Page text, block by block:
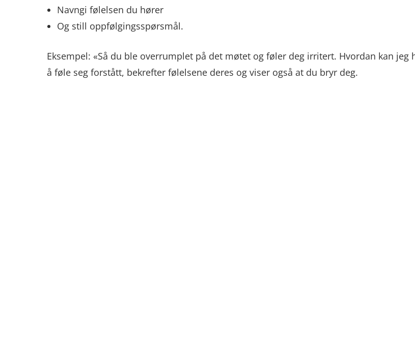
Navngi følelsen du hører
Og still oppfølgingsspørsmål.
Eksempel: «Så du ble overrumplet på det møtet og føler deg irritert. Hvordan kan
å føle seg forstått, bekrefter følelsene deres og viser også at du bryr deg.